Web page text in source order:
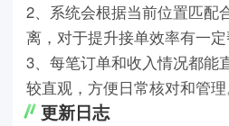
2、系统会根据当前位置匹配
离，对于提升接单效率有一定
3、每笔订单和收入情况都能
较直观，方便日常核对和管理
更新日志